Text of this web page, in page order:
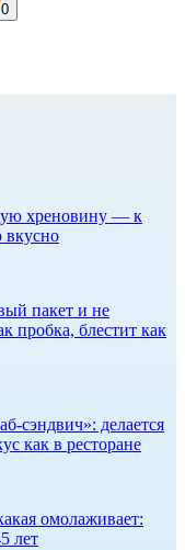
0
хреновину — к
вкусно
пакет и не
пробка, блестит как
сэндвич»: делается
как в ресторане
омолаживает:
лет